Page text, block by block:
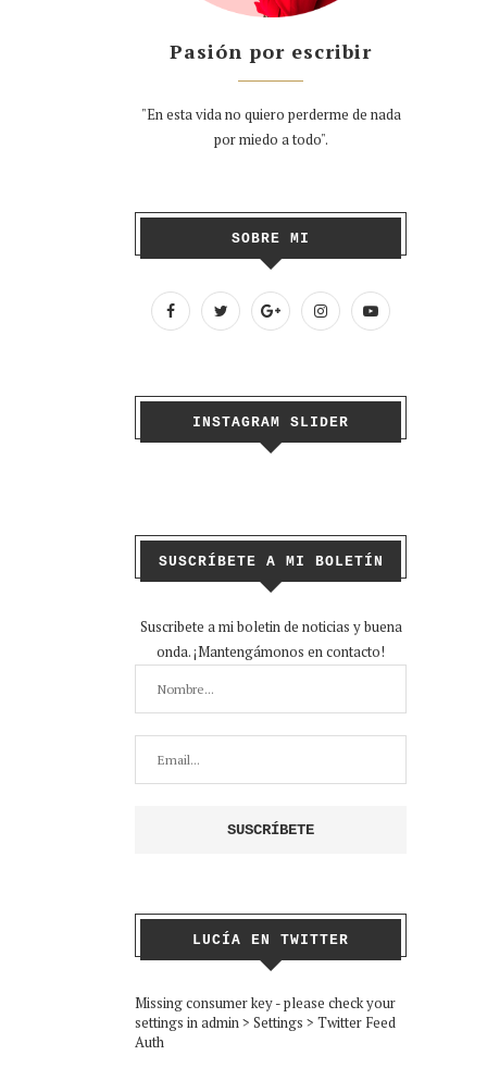
Pasión por escribir
"En esta vida no quiero perderme de nada
por miedo a todo".
SOBRE MI
INSTAGRAM SLIDER
SUSCRÍBETE A MI BOLETÍN
Suscribete a mi boletin de noticias y buena
onda. ¡Mantengámonos en contacto!
LUCÍA EN TWITTER
Missing consumer key - please check your
settings in admin > Settings > Twitter Feed
Auth